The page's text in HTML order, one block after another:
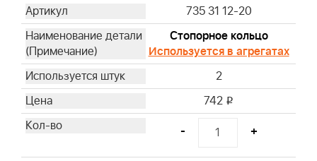
735 31 12-20
Стопорное кольцо
Используется в агрегатах
2
742 i
- +